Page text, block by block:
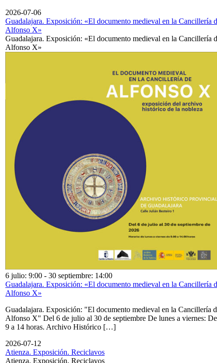
2026-07-06
Guadalajara. Exposición: «El documento medieval en la Cancillería
Alfonso X»
Guadalajara. Exposición: «El documento medieval en la Cancillería
Alfonso X»
6 julio: 9:00 - 30 septiembre: 14:00
Guadalajara. Exposición: «El documento medieval en la Cancillería
Alfonso X»
Guadalajara. Exposición: "El documento medieval en la Cancillería
Alfonso X" Del 6 de julio al 30 de septiembre De lunes a viernes: De
9 a 14 horas. Archivo Histórico […]
2026-07-12
Atienza. Exposición. Reciclavos
Atienza. Exposición. Reciclavos